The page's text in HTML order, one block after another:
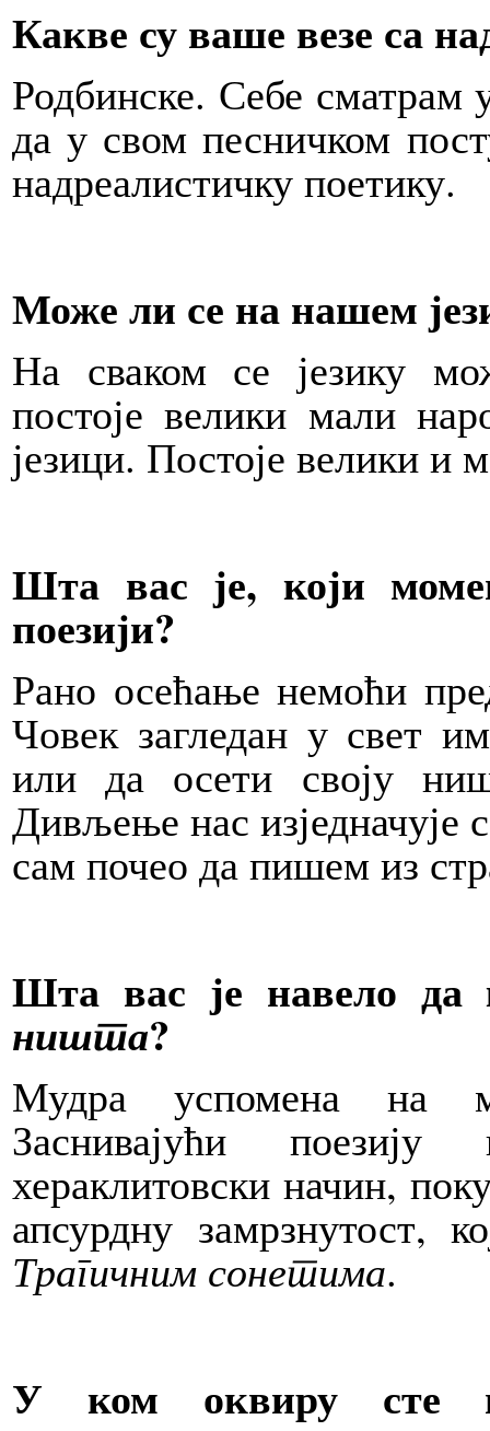
Какве су ваше везе са
Родбинске. Себе сматрам
да у свом песничком
надреалистичку поетику.
Може ли се на нашем
На сваком се језику
постоје велики мали
језици. Постоје велики и
Шта вас је, који
поезији?
Рано осећање немоћи
Човек загледан у свет
или да осети своју
Дивљење нас
сам почео да пишем из
Шта вас је навело
ништа?
Мудра успомена на
Заснивајући
хераклитовски начин,
апсурдну замрзнутост,
Трагичним сонетима.
У ком оквиру сте